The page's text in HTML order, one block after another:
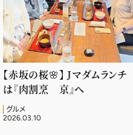
【赤坂の桜🌸】 Jマダムランチ
は『肉割烹 京』へ
グルメ
2026.03.10